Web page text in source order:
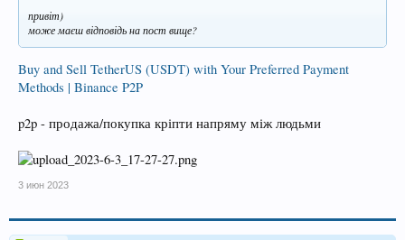
привіт)
може маєш відповідь на пост вище?
Buy and Sell TetherUS (USDT) with Your Preferred Payment
Methods | Binance P2P
p2p - продажа/покупка кріпти напряму між людьми
3 июн 2023